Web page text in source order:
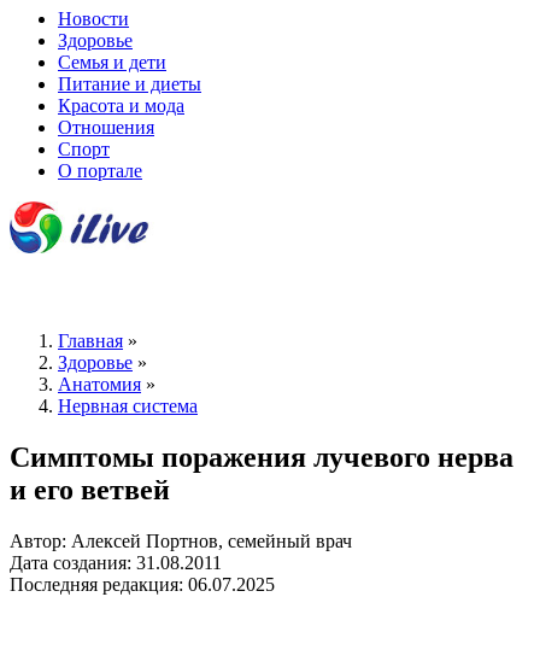
Новости
Здоровье
Семья и дети
Питание и диеты
Красота и мода
Отношения
Спорт
О портале
Главная »
Здоровье »
Анатомия »
Нервная система
Симптомы поражения лучевого нерва
и его ветвей
Автор: Алексей Портнов, семейный врач
Дата создания: 31.08.2011
Последняя редакция: 06.07.2025